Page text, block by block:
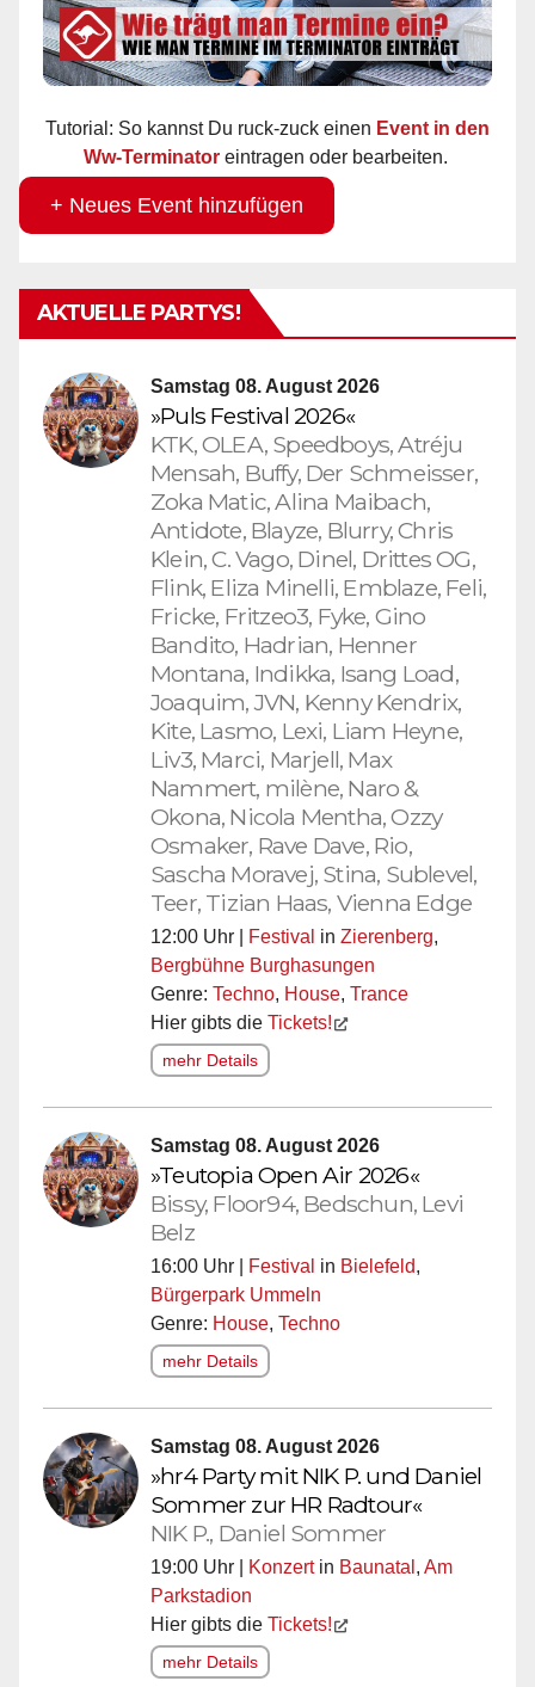
Tutorial: So kannst Du ruck-zuck einen Event in den
Ww-Terminator eintragen oder bearbeiten.
+ Neues Event hinzufügen
AKTUELLE PARTYS!
Samstag 08. August 2026
»Puls Festival 2026«
KTK, OLEA, Speedboys, Atréju
Mensah, Buffy, Der Schmeisser,
Zoka Matic, Alina Maibach,
Antidote, Blayze, Blurry, Chris
Klein, C. Vago, Dinel, Drittes OG,
Flink, Eliza Minelli, Emblaze, Feli,
Fricke, Fritzeo3, Fyke, Gino
Bandito, Hadrian, Henner
Montana, Indikka, Isang Load,
Joaquim, JVN, Kenny Kendrix,
Kite, Lasmo, Lexi, Liam Heyne,
Liv3, Marci, Marjell, Max
Nammert, milène, Naro &
Okona, Nicola Mentha, Ozzy
Osmaker, Rave Dave, Rio,
Sascha Moravej, Stina, Sublevel,
Teer, Tizian Haas, Vienna Edge
12:00 Uhr | Festival in Zierenberg,
Bergbühne Burghasungen
Genre: Techno, House, Trance
Hier gibts die Tickets!
mehr Details
Samstag 08. August 2026
»Teutopia Open Air 2026«
Bissy, Floor94, Bedschun, Levi
Belz
16:00 Uhr | Festival in Bielefeld,
Bürgerpark Ummeln
Genre: House, Techno
mehr Details
Samstag 08. August 2026
»hr4 Party mit NIK P. und Daniel
Sommer zur HR Radtour«
NIK P., Daniel Sommer
19:00 Uhr | Konzertin Baunatal , Am
Parkstadion
Hier gibts die Tickets!
mehr Details